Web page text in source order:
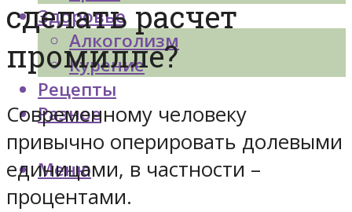
Здоровье
Алкоголизм
Курение
Рецепты
Разное
Меню
сделать расчет
промилле?
Современному человеку
привычно оперировать долевыми
единицами, в частности –
процентами.